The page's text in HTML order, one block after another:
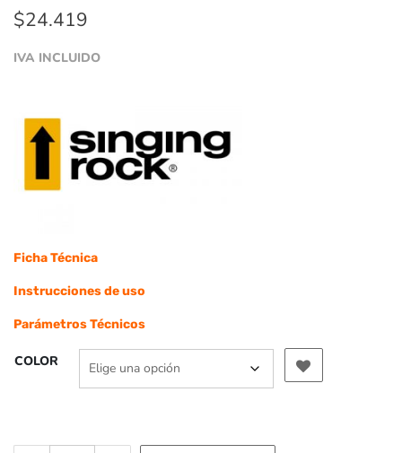
$24.419
IVA INCLUIDO
Ficha Técnica
Instrucciones de uso
Parámetros Técnicos
COLOR